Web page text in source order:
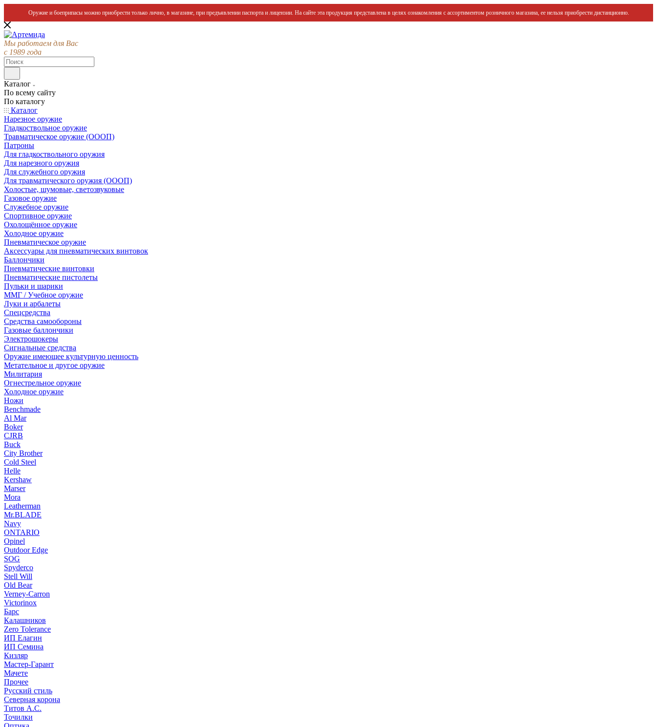
Оружие и боеприпасы можно приобрести только лично, в магазине, при предъявлении паспорта и лицензии. На сайте эта продукция представлена в целях ознакомления с ассортиментом розничного магазина, ее нельзя приобрести дистанционно.
Мы работаем для Вас
с 1989 года
Каталог
По всему сайту
По каталогу
Каталог
Нарезное оружие
Гладкоствольное оружие
Травматическое оружие (ОООП)
Патроны
Для гладкоствольного оружия
Для нарезного оружия
Для служебного оружия
Для травматического оружия (ОООП)
Холостые, шумовые, светозвуковые
Газовое оружие
Служебное оружие
Спортивное оружие
Охолощённое оружие
Холодное оружие
Пневматическое оружие
Аксессуары для пневматических винтовок
Баллончики
Пневматические винтовки
Пневматические пистолеты
Пульки и шарики
ММГ / Учебное оружие
Луки и арбалеты
Спецсредства
Средства самообороны
Газовые баллончики
Электрошокеры
Сигнальные средства
Оружие имеющее культурную ценность
Метательное и другое оружие
Милитария
Огнестрельное оружие
Холодное оружие
Ножи
Benchmade
Al Mar
Boker
CJRB
Buck
City Brother
Cold Steel
Helle
Kershaw
Marser
Mora
Leatherman
Mr.BLADE
Navy
ONTARIO
Opinel
Outdoor Edge
SOG
Spyderco
Stell Will
Old Bear
Verney-Carron
Victorinox
Барс
Калашников
Zero Tolerance
ИП Елагин
ИП Семина
Кизляр
Мастер-Гарант
Мачете
Прочее
Русский стиль
Северная корона
Титов А.С.
Точилки